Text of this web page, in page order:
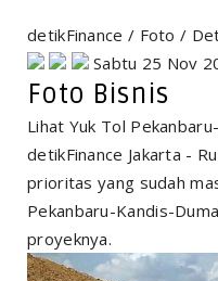
detikFinance / Foto /
Sabtu 25 Nov
Foto Bisnis
Lihat Yuk Tol
detikFinance Jakarta -
prioritas yang sudah
Pekanbaru-Kandis-
proyeknya.